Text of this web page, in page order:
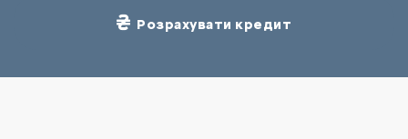
Розрахувати кредит